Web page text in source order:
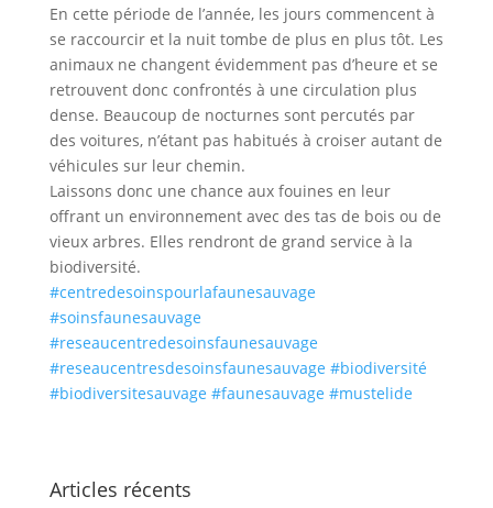
En cette période de l’année, les jours commencent à
se raccourcir et la nuit tombe de plus en plus tôt. Les
animaux ne changent évidemment pas d’heure et se
retrouvent donc confrontés à une circulation plus
dense. Beaucoup de nocturnes sont percutés par
des voitures, n’étant pas habitués à croiser autant de
véhicules sur leur chemin.
Laissons donc une chance aux fouines en leur
offrant un environnement avec des tas de bois ou de
vieux arbres. Elles rendront de grand service à la
biodiversité.
#centredesoinspourlafaunesauvage
#soinsfaunesauvage
#reseaucentredesoinsfaunesauvage
#reseaucentresdesoinsfaunesauvage #biodiversité
#biodiversitesauvage #faunesauvage #mustelide
Articles récents